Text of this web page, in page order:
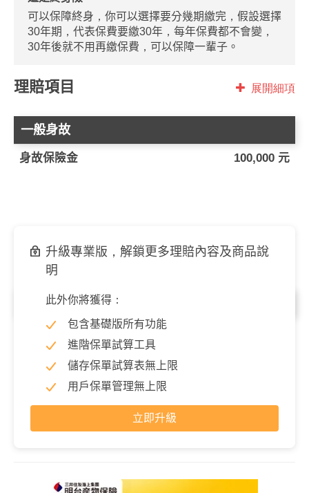
可以保障終身，你可以選擇要分幾期繳完，假設選擇
30年期，代表保費要繳30年，每年保費都不會變，
30年後就不用再繳保費，可以保障一輩子。
理賠項目 展開細項
一般身故
身故保險金 100,000 元
完全失能
升級專業版，解鎖更多理賠內容及商品說
明
此外你將獲得：
包含基礎版所有功能
進階保單試算工具
儲存保單試算表無上限
用戶保單管理無上限
立即升級